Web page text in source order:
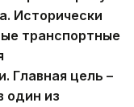
Исторически
транспортные
Главная цель –
один из